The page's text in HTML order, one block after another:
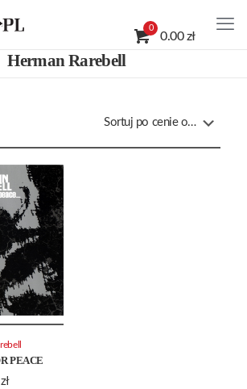
0
0.00 zł
Herman Rarebell
PEACE
zł